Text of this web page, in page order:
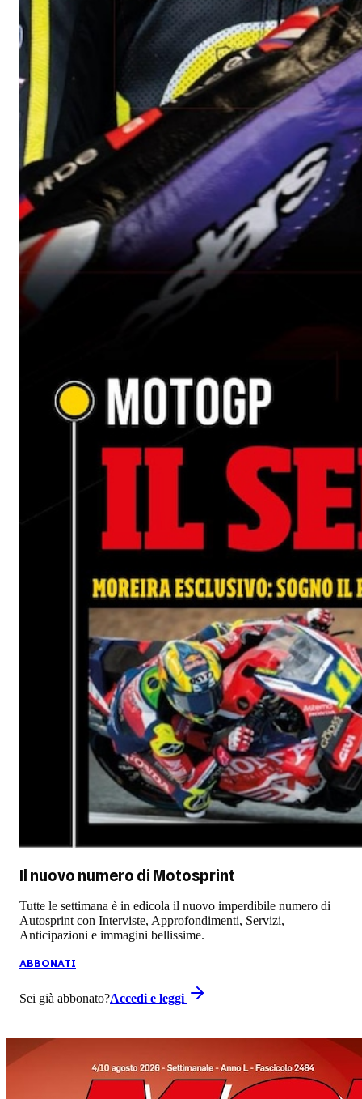
Il nuovo numero di Motosprint
Tutte le settimana è in edicola il nuovo imperdibile numero di
Autosprint con Interviste, Approfondimenti, Servizi,
Anticipazioni e immagini bellissime.
ABBONATI
Sei già abbonato?Accedi e leggi